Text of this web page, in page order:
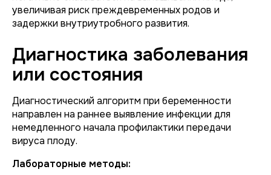
увеличивая риск преждевременных родов и
задержки внутриутробного развития.
Диагностика заболевания
или состояния
Диагностический алгоритм при беременности
направлен на раннее выявление инфекции для
немедленного начала профилактики передачи
вируса плоду.
Лабораторные методы: